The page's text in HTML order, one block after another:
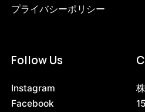
プライバシーポリシー
Follow Us
Instagram
Facebook